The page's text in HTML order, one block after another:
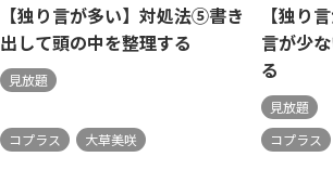
【独り言が多い】対処法⑤書き
出して頭の中を整理する
見放題
コプラス 大草美咲
【独り
言が少
る
見放題
コプラス